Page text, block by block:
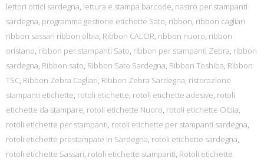
lettori ottici sardegna, lettura e stampa barcode, nastro per stampanti
sardegna, programma gestione etichette Sato, ribbon, ribbon cagliari
ribbon sassari ribbon olbia, Ribbon CALOR, ribbon nuoro, ribbon
oristano, ribbon per stampanti Sato, ribbon per stampanti Zebra, ribbon
sardegna, Ribbon sato, Ribbon Sato Sardegna, Ribbon Toshiba, Ribbon
TSC, Ribbon Zebra Cagliari, Ribbon Zebra Sardegna, ristorazione
stampanti etichette, rotoli etichette, rotoli etichette adesive, rotoli
etichette da stampare, rotoli etichette Nuoro, rotoli etichette Olbia,
rotoli etichette per stampanti, rotoli etichette per stampanti sardegna,
rotoli etichette prestampate in Sardegna, rotoli etichette sardegna,
rotoli etichette Sassari, rotoli etichette stampanti, Rotoli etichette